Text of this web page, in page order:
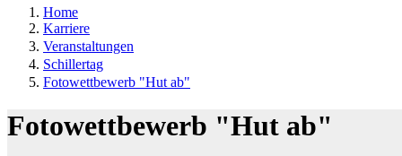
Home
Karriere
Veranstaltungen
Schillertag
Fotowettbewerb "Hut ab"
Fotowettbewerb "Hut ab"